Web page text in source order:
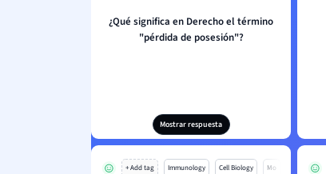
¿Qué significa en Derecho el término
"pérdida de posesión"?
Mostrar respuesta
+ Add tag Immunology Cell Biology Mo